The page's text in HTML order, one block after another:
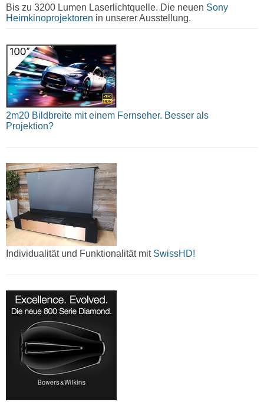
Bis zu 3200 Lumen Laserlichtquelle. Die neuen Sony
Heimkinoprojektoren in unserer Ausstellung.
2m20 Bildbreite mit einem Fernseher. Besser als
Projektion?
Individualität und Funktionalität mitSwissHD!